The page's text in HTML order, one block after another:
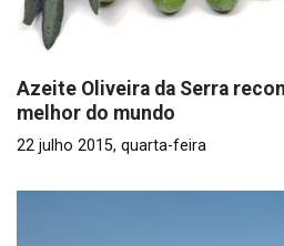
Azeite Oliveira da Serra
melhor do mundo
22 julho 2015, quarta-feira